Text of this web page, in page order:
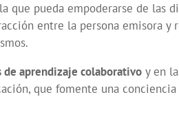
que pueda empoderarse de las
entre la persona emisora y
aprendizaje colaborativoy en
que fomente una